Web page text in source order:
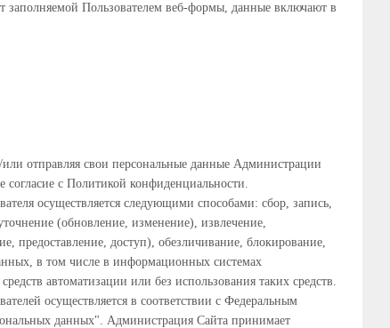
заполняемой Пользователем веб-формы, данные включают в
отправляя свои персональные данные Администрации
согласие с Политикой конфиденциальности.
осуществляется следующими способами: сбор, запись,
(обновление, изменение), извлечение,
предоставление, доступ), обезличивание, блокирование,
в том числе в информационных системах
автоматизации или без использования таких средств.
осуществляется в соответствии с Федеральным
данных". Администрация Сайта принимает